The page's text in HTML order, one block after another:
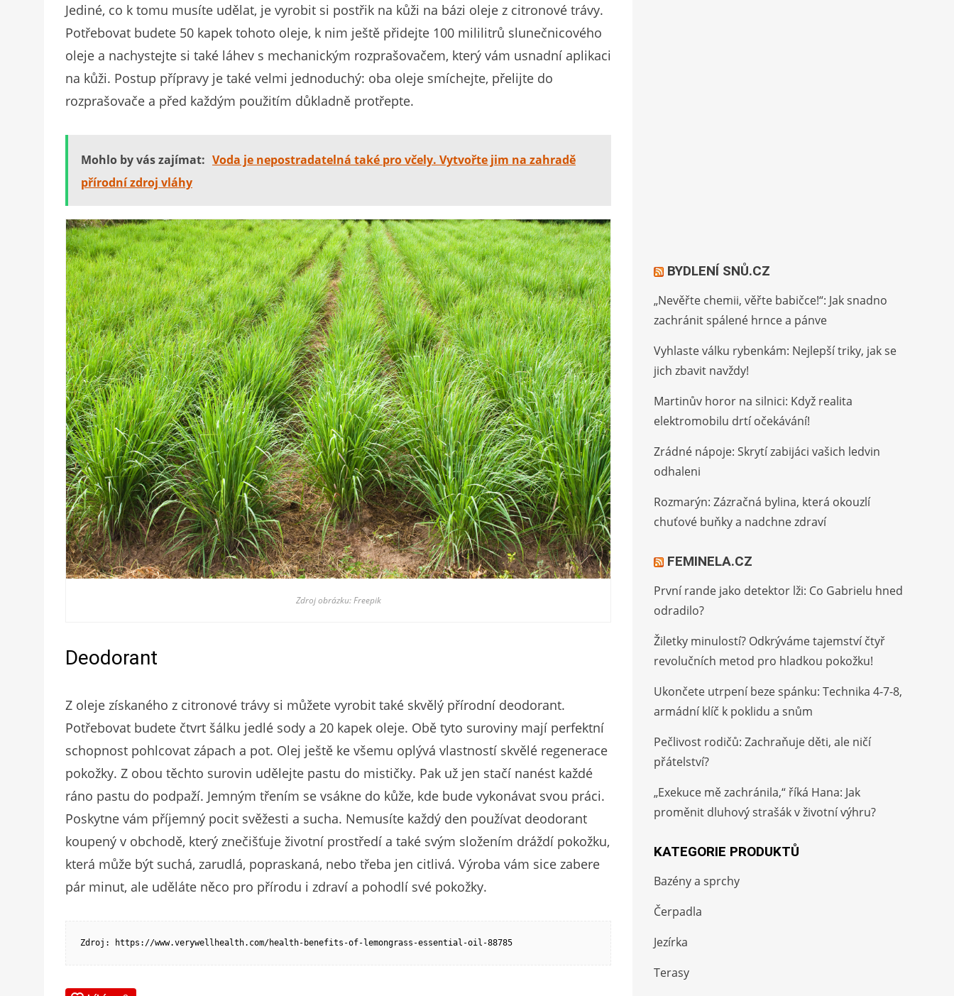
Jediné, co k tomu musíte udělat, je vyrobit si postřik na kůži na bázi oleje z citronové trávy.
Potřebovat budete 50 kapek tohoto oleje, k nim ještě přidejte 100 mililitrů slunečnicového
oleje a nachystejte si také láhev s mechanickým rozprašovačem, který vám usnadní aplikaci
na kůži. Postup přípravy je také velmi jednoduchý: oba oleje smíchejte, přelijte do
rozprašovače a před každým použitím důkladně protřepte.
Mohlo by vás zajímat: Voda je nepostradatelná také pro včely. Vytvořte jim na zahradě
přírodní zdroj vláhy
Zdroj obrázku: Freepik
Deodorant
Z oleje získaného z citronové trávy si můžete vyrobit také skvělý přírodní deodorant.
Potřebovat budete čtvrt šálku jedlé sody a 20 kapek oleje. Obě tyto suroviny mají perfektní
schopnost pohlcovat zápach a pot. Olej ještě ke všemu oplývá vlastností skvělé regenerace
pokožky. Z obou těchto surovin udělejte pastu do mističky. Pak už jen stačí nanést každé
ráno pastu do podpaží. Jemným třením se vsákne do kůže, kde bude vykonávat svou práci.
Poskytne vám příjemný pocit svěžesti a sucha. Nemusíte každý den používat deodorant
koupený v obchodě, který znečišťuje životní prostředí a také svým složením dráždí pokožku,
která může být suchá, zarudlá, popraskaná, nebo třeba jen citlivá. Výroba vám sice zabere
pár minut, ale uděláte něco pro přírodu i zdraví a pohodlí své pokožky.
Zdroj: https://www.verywellhealth.com/health-benefits-of-lemongrass-essential-oil-88785
BYDLENÍ SNŮ.CZ
„Nevěřte chemii, věřte babičce!“: Jak snadno
zachránit spálené hrnce a pánve
Vyhlaste válku rybenkám: Nejlepší triky, jak se
jich zbavit navždy!
Martinův horor na silnici: Když realita
elektromobilu drtí očekávání!
Zrádné nápoje: Skrytí zabijáci vašich ledvin
odhaleni
Rozmarýn: Zázračná bylina, která okouzlí
chuťové buňky a nadchne zdraví
FEMINELA.CZ
První rande jako detektor lži: Co Gabrielu hned
odradilo?
Žiletky minulostí? Odkrýváme tajemství čtyř
revolučních metod pro hladkou pokožku!
Ukončete utrpení beze spánku: Technika 4-7-8,
armádní klíč k poklidu a snům
Pečlivost rodičů: Zachraňuje děti, ale ničí
přátelství?
„Exekuce mě zachránila,“ říká Hana: Jak
proměnit dluhový strašák v životní výhru?
KATEGORIE PRODUKTŮ
Bazény a sprchy
Čerpadla
Jezírka
Terasy